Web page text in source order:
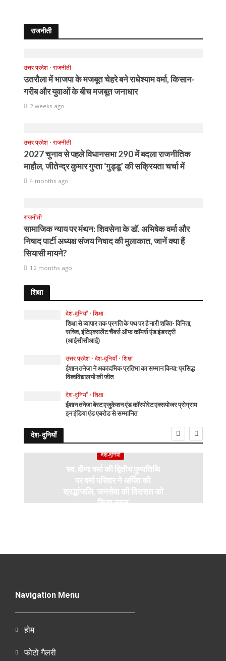
राजनीती
उत्तर प्रदेश • राजनीती
उतरौला में भाजपा के मजबूत चेहरे बने राधेश्याम वर्मा, किसान-
गरीब और युवाओं के बीच मजबूत जनाधार
2 weeks ago
उत्तर प्रदेश • राजनीती
2027 चुनाव से पहले विधानसभा 290 में बदला राजनीतिक
माहौल, जीतेन्द्र कुमार गुप्ता ‘गुड्डू’ की सक्रियता चर्चा में
4 months ago
राजनीती
सामाजिक न्याय पर मंथन: शिवसेना के डॉ. अभिषेक वर्मा और
निषाद पार्टी अध्यक्ष संजय निषाद की मुलाकात, जानें क्या हैं
सियासी मायने?
12 months ago
शिक्षा
देश-दुनियाँ • शिक्षा
शिक्षा से व्यापार तक प्रगति के पथ पर है नारी शक्ति- विनिता,
सचिव, इंटिएक्सलेंट चैंबर्स ऑफ कॉमर्स एंड इंडस्ट्री
(आईसीसीआई)
उत्तर प्रदेश • देश-दुनियाँ • शिक्षा
ईशान तनेजा ने अकादमिक प्रतिभा का सम्मान किया: प्रसिद्ध
विश्वविद्यालयों की जीत
देश-दुनियाँ • शिक्षा
ईशान तनेजा बेस्ट एजुकेशन एंड कॉरपोरेट एक्सपोजर प्रोग्राम
इन इंडिया एंड एबरोड से सम्मानित
देश-दुनियाँ
देश-दुनियाँ
स्व. वीणा वर्मा की द्वितीय पुण्यतिथि
पर वर्मा परिवार ने अर्पित की
श्रद्धांजलि, जनसेवा की विरासत को
किया नमन
Navigation Menu
होम
फोटो गैलरी